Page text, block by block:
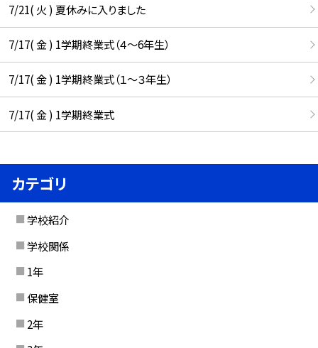
7/21( 火 ) 夏休みに入りました
7/17( 金 ) 1学期終業式（４～6年生）
7/17( 金 ) 1学期終業式（１～３年生）
7/17( 金 ) 1学期終業式
カテゴリ
学校紹介
学校関係
1年
保健室
2年